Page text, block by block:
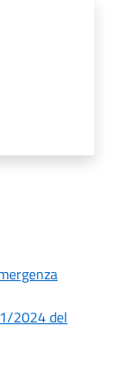
2024 del